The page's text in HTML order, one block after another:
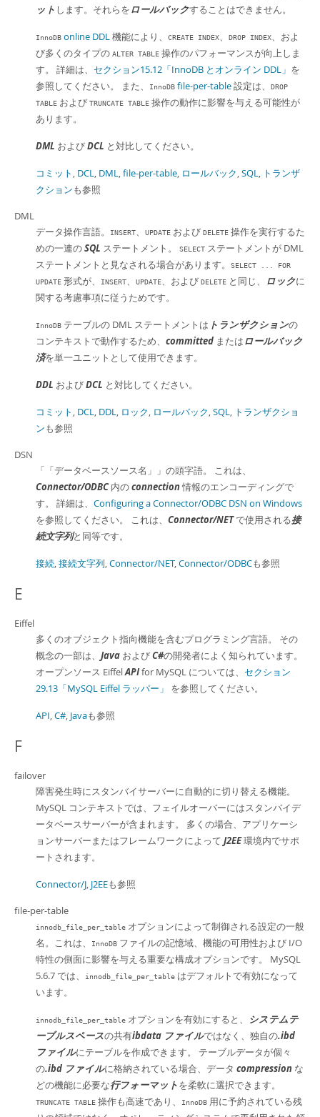
ット します。それらをロールバックすることはできません。
InnoDB online DDL機能により、 CREATE INDEX、 DROP INDEX、およ
び多くのタイプの ALTER TABLE 操作のパフォーマンスが向上しま
す。 詳細は、 セクション15.12「InnoDB とオンライン DDL」 を
参照してください。 また、
InnoDB file-per-table設定は、
DROP
TABLE および TRUNCATE TABLE 操作の動作に影響を与える可能性が
あります。
DML およびDCL と対比してください。
コミット , DCL, DML,file-per-table, ロールバック,SQL, トランザ
クションも参照
DML
データ操作言語。
INSERT、 UPDATE および DELETE 操作を実行するた
めの一連のSQL ステートメント。 SELECT ステートメントが DML
ステートメントと見なされる場合があります。
SELECT ... FOR
UPDATE 形式が、 INSERT、 UPDATE、および DELETE と同じ、 ロックに
関する考慮事項に従うためです。
InnoDB テーブルの DML ステートメントは トランザクションの
コンテキストで動作するため、 committed またはロールバック
済を単一ユニットとして使用できます。
DDL およびDCL と対比してください。
コミット , DCL, DDL, ロック, ロールバック,SQL, トランザクショ
ンも参照
DSN
「 「データベースソース名」 」 の頭字語。 これは、
Connector/ODBC内のconnection情報のエンコーディングで
す。 詳細は、 Configuring a Connector/ODBC DSN on Windows
を参照してください。 これは、 Connector/NETで使用される接
続文字列と同等です。
接続,接続文字列,Connector/NET,Connector/ODBCも参照
E
Eiffel
多くのオブジェクト指向機能を含むプログラミング言語。 その
概念の一部は、 Java およびC#の開発者によく知られています。
オープンソース EiffelAPIfor MySQL については、 セクション
29.13「MySQL Eiffel ラッパー」
を参照してください。
API,C#, Javaも参照
F
failover
障害発生時にスタンバイサーバーに自動的に切り替える機能。
MySQL コンテキストでは、フェイルオーバーにはスタンバイデ
ータベースサーバーが含まれます。 多くの場合、アプリケーシ
ョンサーバーまたはフレームワークによって J2EE環境内でサポ
ートされます。
Connector/J, J2EEも参照
file-per-table
innodb_file_per_table オプションによって制御される設定の一般
名。これは、
InnoDB ファイルの記憶域、機能の可用性および I/O
特性の側面に影響を与える重要な構成オプションです。 MySQL
5.6.7 では、
innodb_file_per_table はデフォルトで有効になって
います。
innodb_file_per_table オプションを有効にすると、
システムテ
ーブルスペースの共有ibdata ファイルではなく、独自の.ibd
ファイルにテーブルを作成できます。 テーブルデータが個々
の.ibd ファイルに格納されている場合、データ compression な
どの機能に必要な行フォーマットを柔軟に選択できます。
TRUNCATE TABLE 操作も高速であり、 InnoDB 用に予約されている残